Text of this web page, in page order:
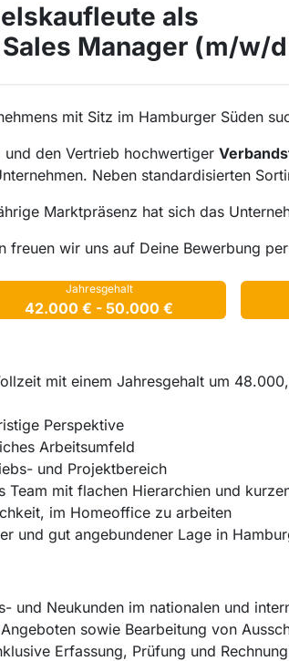
als
Manager (m/w/
mit Sitz im Hamburger Süden
den Vertrieb hochwertiger
Neben standardisierten
Marktpräsenz hat sich das
freuen wir uns auf Deine Bewerbung
Jahresgehalt
42.000 € - 50.000 €
mit einem Jahresgehalt um
Perspektive
Arbeitsumfeld
und Projektbereich
Team mit flachen Hierarchien und
im Homeoffice zu arbeiten
und gut angebundener Lage in
und Neukunden im nationalen und
sowie Bearbeitung von
Erfassung, Prüfung und